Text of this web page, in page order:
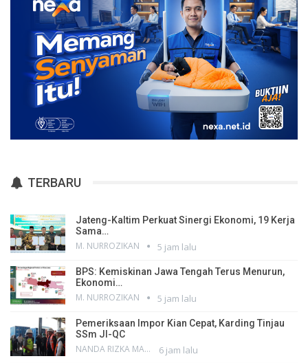
TERBARU
Jateng-Kaltim Perkuat Sinergi Ekonomi, 19 Kerja
Sama…
M. NURROZIKAN 5 jam lalu
BPS: Kemiskinan Jawa Tengah Terus Menurun,
Ekonomi…
M. NURROZIKAN 5 jam lalu
Pemeriksaan Impor Kian Cepat, Karding Tinjau
SSm JI-QC
NANDA RIZKA MAHENDRA 6 jam lalu